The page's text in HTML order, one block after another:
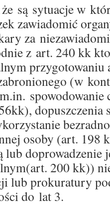
że są sytuacje w
zawiadomić
za
z art. 240 kk
przygotowaniu
(w
spowodowanie
dopuszczenia
osoby (art. 198
lub doprowadzenie
200 kk))
lub prokuratury
do lat 3.